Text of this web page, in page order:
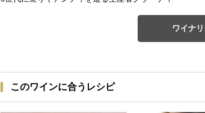
ワイナ
このワインに合うレシピ